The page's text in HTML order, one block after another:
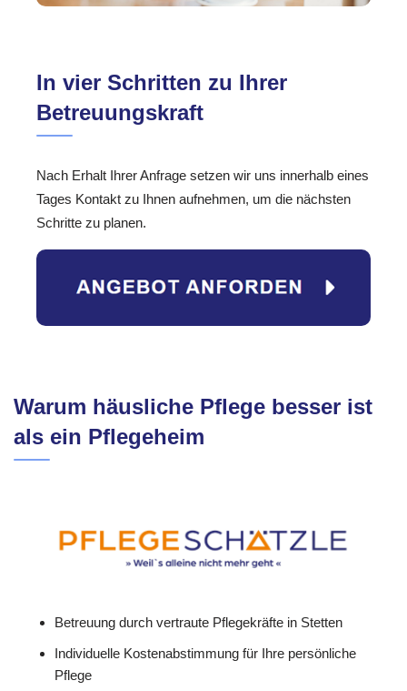
In vier Schritten zu Ihrer
Betreuungskraft
Nach Erhalt Ihrer Anfrage setzen wir uns innerhalb eines
Tages Kontakt zu Ihnen aufnehmen, um die nächsten
Schritte zu planen.
Warum häusliche Pflege besser ist
als ein Pflegeheim
Betreuung durch vertraute Pflegekräfte in Stetten
Individuelle Kostenabstimmung für Ihre persönliche
Pflege